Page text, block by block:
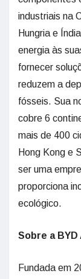
industriais na
Hungria e
energia às
fornecer
reduzem a
fósseis. Sua
cobre 6
mais de 400
Hong Kong e
ser uma
proporciona
ecológico.
Sobre a
Fundada em